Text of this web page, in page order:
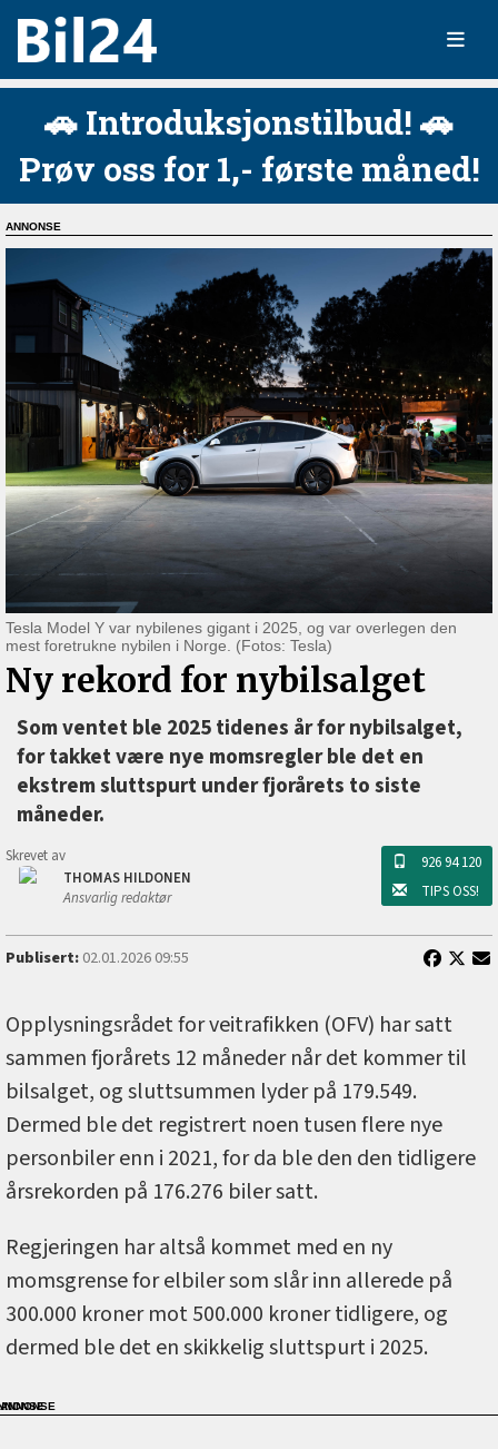
🚗 Introduksjonstilbud! 🚗
Prøv oss for 1,- første måned!
Tesla Model Y var nybilenes gigant i 2025, og var overlegen den
mest foretrukne nybilen i Norge. (Fotos: Tesla)
Ny rekord for nybilsalget
Som ventet ble 2025 tidenes år for nybilsalget,
for takket være nye momsregler ble det en
ekstrem sluttspurt under fjorårets to siste
måneder.
Skrevet av
THOMAS HILDONEN
Ansvarlig redaktør
926 94 120
TIPS OSS!
Publisert:02.01.2026 09:55
Opplysningsrådet for veitrafikken (OFV) har satt
sammen fjorårets 12 måneder når det kommer til
bilsalget, og sluttsummen lyder på 179.549.
Dermed ble det registrert noen tusen flere nye
personbiler enn i 2021, for da ble den den tidligere
årsrekorden på 176.276 biler satt.
Regjeringen har altså kommet med en ny
momsgrense for elbiler som slår inn allerede på
300.000 kroner mot 500.000 kroner tidligere, og
dermed ble det en skikkelig sluttspurt i 2025.